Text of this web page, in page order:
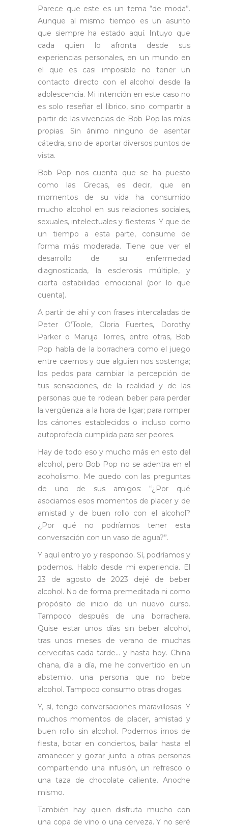
Parece que este es un tema “de moda”.
Aunque al mismo tiempo es un asunto
que siempre ha estado aquí. Intuyo que
cada quien lo afronta desde sus
experiencias personales, en un mundo en
el que es casi imposible no tener un
contacto directo con el alcohol desde la
adolescencia. Mi intención en este caso no
es solo reseñar el librico, sino compartir a
partir de las vivencias de Bob Pop las mías
propias. Sin ánimo ninguno de asentar
cátedra, sino de aportar diversos puntos de
vista.
Bob Pop nos cuenta que se ha puesto
como las Grecas, es decir, que en
momentos de su vida ha consumido
mucho alcohol en sus relaciones sociales,
sexuales, intelectuales y fiesteras. Y que de
un tiempo a esta parte, consume de
forma más moderada. Tiene que ver el
desarrollo de su enfermedad
diagnosticada, la esclerosis múltiple, y
cierta estabilidad emocional (por lo que
cuenta).
A partir de ahí y con frases intercaladas de
Peter O’Toole, Gloria Fuertes, Dorothy
Parker o Maruja Torres, entre otras, Bob
Pop habla de la borrachera como el juego
entre caernos y que alguien nos sostenga;
los pedos para cambiar la percepción de
tus sensaciones, de la realidad y de las
personas que te rodean; beber para perder
la vergüenza a la hora de ligar; para romper
los cánones establecidos o incluso como
autoprofecía cumplida para ser peores.
Hay de todo eso y mucho más en esto del
alcohol, pero Bob Pop no se adentra en el
acoholismo. Me quedo con las preguntas
de uno de sus amigos: “¿Por qué
asociamos esos momentos de placer y de
amistad y de buen rollo con el alcohol?
¿Por qué no podríamos tener esta
conversación con un vaso de agua?”.
Y aquí entro yo y respondo. Sí, podríamos y
podemos. Hablo desde mi experiencia. El
23 de agosto de 2023 dejé de beber
alcohol. No de forma premeditada ni como
propósito de inicio de un nuevo curso.
Tampoco después de una borrachera.
Quise estar unos días sin beber alcohol,
tras unos meses de verano de muchas
cervecitas cada tarde… y hasta hoy. China
chana, día a día, me he convertido en un
abstemio, una persona que no bebe
alcohol. Tampoco consumo otras drogas.
Y, sí, tengo conversaciones maravillosas. Y
muchos momentos de placer, amistad y
buen rollo sin alcohol. Podemos irnos de
fiesta, botar en conciertos, bailar hasta el
amanecer y gozar junto a otras personas
compartiendo una infusión, un refresco o
una taza de chocolate caliente. Anoche
mismo.
También hay quien disfruta mucho con
una copa de vino o una cerveza. Y no seré